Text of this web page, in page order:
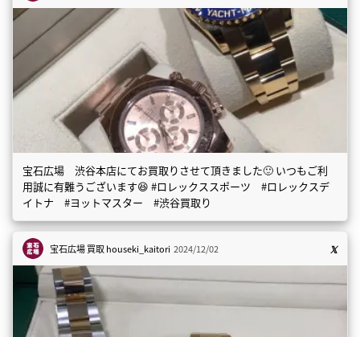
宝石広場 渋谷本店にてお買取りさせて頂きました🙂 いつもご利
用誠に有難うございます😆 #ロレックススポーツ #ロレックスデ
イトナ #ヨットマスター #渋谷買取り
宝石広場 買取houseki_kaitori 2024/12/02